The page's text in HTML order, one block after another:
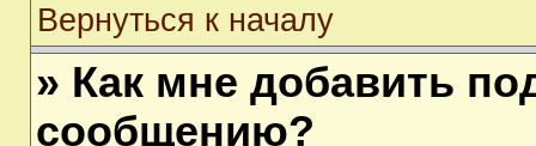
Вернуться к началу
» Как мне добавить
сообщению?